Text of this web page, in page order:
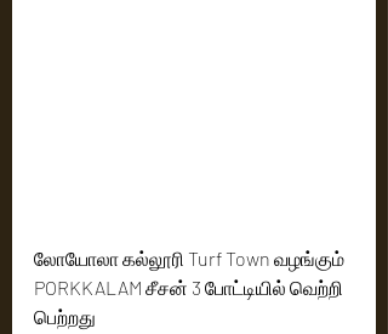
லோயோலா கல்லூரி Turf Town வழங்கும்
PORKKALAM சீசன் 3 போட்டியில் வெற்றி
பெற்றது